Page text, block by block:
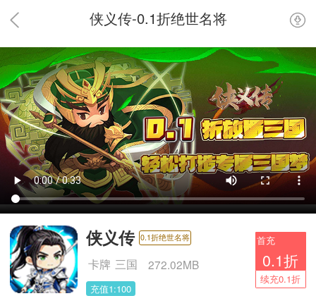
侠义传-0.1折绝世名将
侠义传 0.1折绝世名将
卡牌 三国 272.02MB
充值1:100
首充
0.1折
续充0.1折